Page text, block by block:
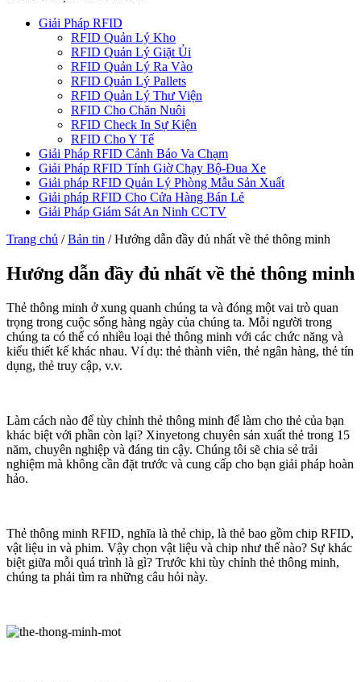
Giải Pháp RFID
RFID Quản Lý Kho
RFID Quản Lý Giặt Ủi
RFID Quản Lý Ra Vào
RFID Quản Lý Pallets
RFID Quản Lý Thư Viện
RFID Cho Chăn Nuôi
RFID Check In Sự Kiện
RFID Cho Y Tế
Giải Pháp RFID Cảnh Báo Va Chạm
Giải Pháp RFID Tính Giờ Chạy Bộ-Đua Xe
Giải pháp RFID Quản Lý Phòng Mẫu Sản Xuất
Giải pháp RFID Cho Cửa Hàng Bán Lẻ
Giải Pháp Giám Sát An Ninh CCTV
Trang chủ / Bản tin /Hướng dẫn đầy đủ nhất về thẻ thông minh
Hướng dẫn đầy đủ nhất về thẻ thông minh
Thẻ thông minh ở xung quanh chúng ta và đóng một vai trò quan
trọng trong cuộc sống hàng ngày của chúng ta. Mỗi người trong
chúng ta có thể có nhiều loại thẻ thông minh với các chức năng và
kiểu thiết kế khác nhau. Ví dụ: thẻ thành viên, thẻ ngân hàng, thẻ tín
dụng, thẻ truy cập, v.v.
Làm cách nào để tùy chỉnh thẻ thông minh để làm cho thẻ của bạn
khác biệt với phần còn lại? Xinyetong chuyên sản xuất thẻ trong 15
năm, chuyên nghiệp và đáng tin cậy. Chúng tôi sẽ chia sẻ trải
nghiệm mà không cần đặt trước và cung cấp cho bạn giải pháp hoàn
hảo.
Thẻ thông minh RFID, nghĩa là thẻ chip, là thẻ bao gồm chip RFID,
vật liệu in và phim. Vậy chọn vật liệu và chip như thế nào? Sự khác
biệt giữa mỗi quá trình là gì? Trước khi tùy chỉnh thẻ thông minh,
chúng ta phải tìm ra những câu hỏi này.